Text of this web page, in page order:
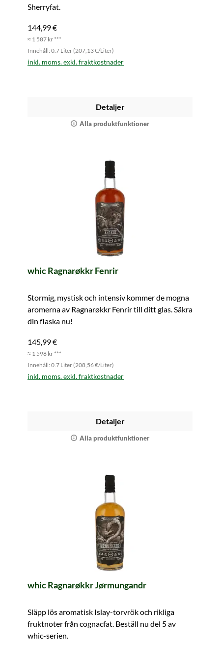
Sherryfat.
144,99 €
≈ 1 587 kr ***
Innehåll: 0.7 Liter (207,13 €/Liter)
inkl. moms. exkl. fraktkostnader
Detaljer
Alla produktfunktioner
whic Ragnarøkkr Fenrir
Stormig, mystisk och intensiv kommer de mogna
aromerna av Ragnarøkkr Fenrir till ditt glas. Säkra
din flaska nu!
145,99 €
≈ 1 598 kr ***
Innehåll: 0.7 Liter (208,56 €/Liter)
inkl. moms. exkl. fraktkostnader
Detaljer
Alla produktfunktioner
whic Ragnarøkkr Jørmungandr
Släpp lös aromatisk Islay-torvrök och rikliga
fruktnoter från cognacfat. Beställ nu del 5 av
whic-serien.